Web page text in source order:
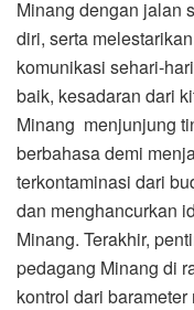
Minang dengan jalan
diri, serta
komunikasi sehari-
baik, kesadaran dari
Minang menjunjung
berbahasa demi
terkontaminasi dari
dan menghancurkan
Minang. Terakhir,
pedagang Minang di
kontrol dari